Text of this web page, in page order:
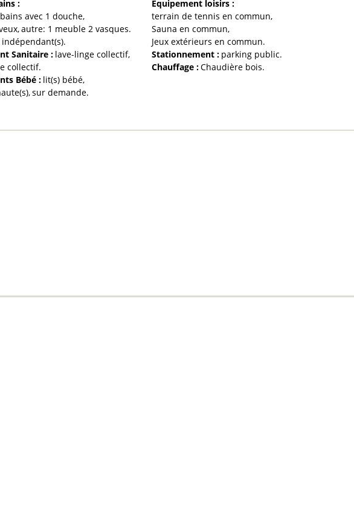
:
avec 1 douche
autre: 1 meuble 2 vasques
indépendant(s)
Sanitaire: lave-linge collectif
collectif
Bébé: lit(s) bébé
sur demande
Equipement loisirs :
terrain de tennis en commun
Sauna en commun
Jeux extérieurs en commun
Stationnement : parking public
Chauffage :Chaudière bois